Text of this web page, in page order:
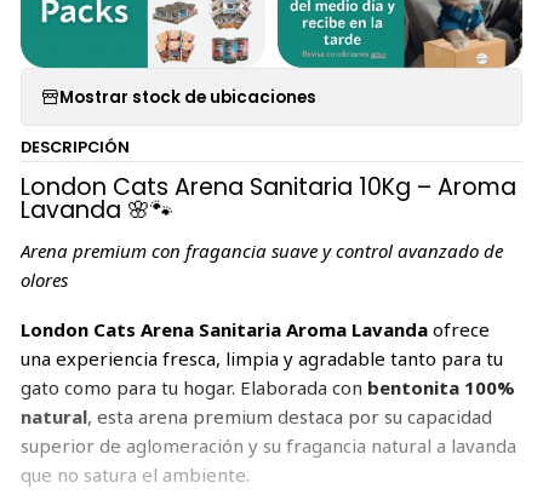
Mostrar stock de ubicaciones
DESCRIPCIÓN
London Cats Arena Sanitaria 10Kg – Aroma
Lavanda 🌸🐾
Arena premium con fragancia suave y control avanzado de
olores
London Cats Arena Sanitaria Aroma Lavandaofrece
una experiencia fresca, limpia y agradable tanto para tu
gato como para tu hogar. Elaborada con bentonita 100%
natural, esta arena premium destaca por su capacidad
superior de aglomeración y su fragancia natural a lavanda
que no satura el ambiente.